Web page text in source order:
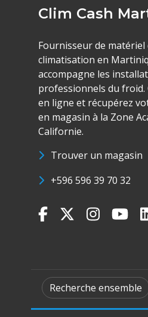
Clim Cash
Fournisseur de matériel
climatisation en
accompagne les
professionnels du froid.
en ligne et récupérez
en magasin à la Zone
Californie.
Trouver un magasin
+596 596 39 70 32
Recherche ensemble